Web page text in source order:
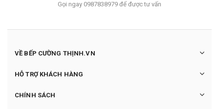
Gọi ngay 0987838979 để được tư vấn
VỀ BẾP CƯỜNG THỊNH.VN
HỖ TRỢ KHÁCH HÀNG
CHÍNH SÁCH